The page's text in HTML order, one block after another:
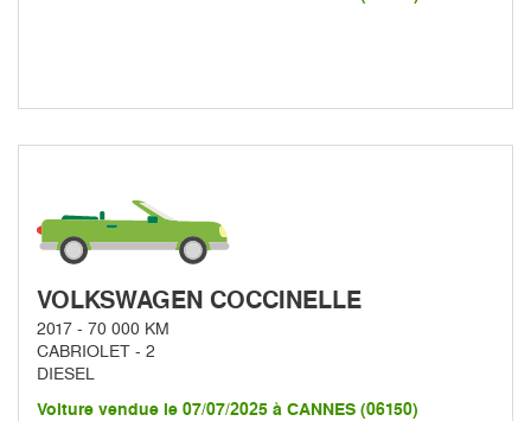
VOLKSWAGEN COCCINELLE
2017 - 70 000 KM
CABRIOLET - 2
DIESEL
Voiture vendue le 07/07/2025 à CANNES (06150)